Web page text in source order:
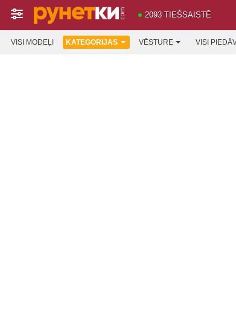
2093 TIEŠSAISTĒ
VISI MODEĻI KATEGORIJAS VĒSTURE VISI